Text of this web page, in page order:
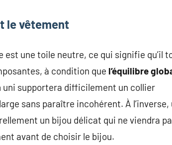
le vêtement
une toile neutre, ce qui signifie qu’il
à condition que l’équilibre
uni supportera difficilement un collier
sans paraître incohérent. À l’inverse,
un bijou délicat qui ne viendra
avant de choisir le bijou.